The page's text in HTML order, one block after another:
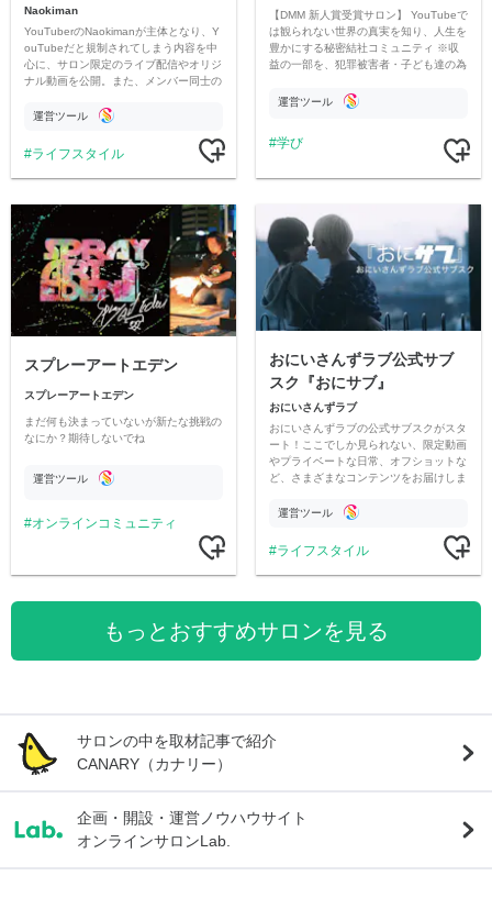
Naokiman
YouTuberのNaokimanが主体となり、Y
ouTubeだと規制されてしまう内容を中
心に、サロン限定のライブ配信やオリジ
ナル動画を公開。また、メンバー同士の
ただいています。
運営ツール
ライフスタイル
【DMM 新人賞受賞サロン】 YouTubeで
は観られない世界の真実を知り、人生を
豊かにする秘密結社コミュニティ ※収
益の一部を、犯罪被害者・子ども達の為
す運営ツール
学び
スプレーアートエデン
スプレーアートエデン
まだ何も決まっていないが新たな挑戦の
なにか？期待しないでね
運営ツール
オンラインコミュニティ
おにいさんずラブ公式サブ
スク『おにサブ』
おにいさんずラブ
おにいさんずラブの公式サブスクがスタ
ート！ここでしか見られない、限定動画
やプライベートな日常、オフショットな
ど、さまざまなコンテンツをお届けしま
運営ツール
ライフスタイル
もっとおすすめサロンを見る
サロンの中を取材記事で紹介
CANARY（カナリー）
企画・開設・運営ノウハウサイト
オンラインサロンLab.